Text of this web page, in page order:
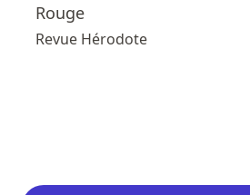
Rouge
Revue Hérodote